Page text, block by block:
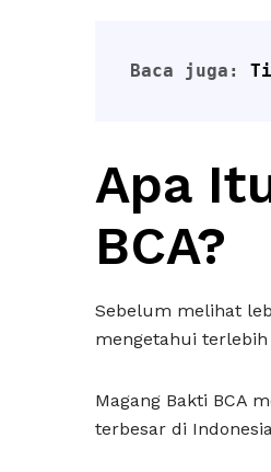
Baca juga:
Apa
BCA?
Sebelum melihat
mengetahui
Magang Bakti BCA
terbesar di